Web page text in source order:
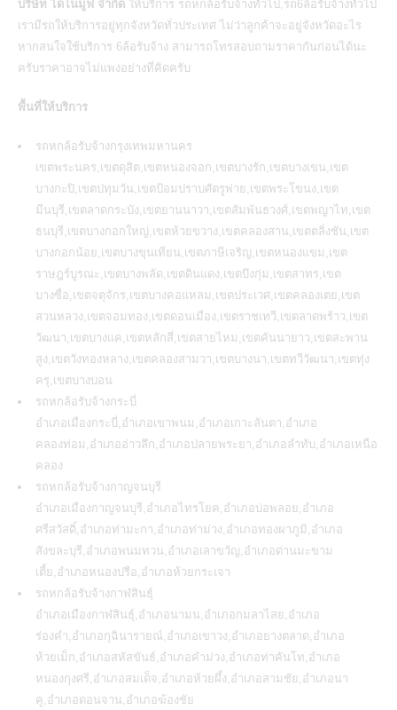
บริษัท ไดโนมูฟ จำกัด ให้บริการ รถหกล้อรับจ้างทั่วไป,รถ6ล้อรับจ้างทั่วไป
เรามีรถให้บริการอยู่ทุกจังหวัดทั่วประเทศ ไม่ว่าลูกค้าจะอยู่จังหวัดอะไร
หากสนใจใช้บริการ 6ล้อรับจ้าง สามารถโทรสอบถามราคากันก่อนได้นะ
ครับราคาอาจไม่แพงอย่างที่คิดครับ
พื้นที่ให้บริการ
รถหกล้อรับจ้างกรุงเทพมหานคร
เขตพระนคร,เขตดุสิต,เขตหนองจอก,เขตบางรัก,เขตบางเขน,เขต
บางกะปิ,เขตปทุมวัน,เขตป้อมปราบศัตรูพ่าย,เขตพระโขนง,เขต
มีนบุรี,เขตลาดกระบัง,เขตยานนาวา,เขตสัมพันธวงศ์,เขตพญาไท,เขต
ธนบุรี,เขตบางกอกใหญ่,เขตห้วยขวาง,เขตคลองสาน,เขตตลิ่งชัน,เขต
บางกอกน้อย,เขตบางขุนเทียน,เขตภาษีเจริญ,เขตหนองแขม,เขต
ราษฎร์บูรณะ,เขตบางพลัด,เขตดินแดง,เขตบึงกุ่ม,เขตสาทร,เขต
บางซื่อ,เขตจตุจักร,เขตบางคอแหลม,เขตประเวศ,เขตคลองเตย,เขต
สวนหลวง,เขตจอมทอง,เขตดอนเมือง,เขตราชเทวี,เขตลาดพร้าว,เขต
วัฒนา,เขตบางแค,เขตหลักสี่,เขตสายไหม,เขตคันนายาว,เขตสะพาน
สูง,เขตวังทองหลาง,เขตคลองสามวา,เขตบางนา,เขตทวีวัฒนา,เขตทุ่ง
ครุ,เขตบางบอน
รถหกล้อรับจ้างกระบี่
อำเภอเมืองกระบี่,อำเภอเขาพนม,อำเภอเกาะลันตา,อำเภอ
คลองท่อม,อำเภออ่าวลึก,อำเภอปลายพระยา,อำเภอลำทับ,อำเภอเหนือ
คลอง
รถหกล้อรับจ้างกาญจนบุรี
อำเภอเมืองกาญจนบุรี,อำเภอไทรโยค,อำเภอบ่อพลอย,อำเภอ
ศรีสวัสดิ์,อำเภอท่ามะกา,อำเภอท่าม่วง,อำเภอทองผาภูมิ,อำเภอ
สังขละบุรี,อำเภอพนมทวน,อำเภอเลาขวัญ,อำเภอด่านมะขาม
เตี้ย,อำเภอหนองปรือ,อำเภอห้วยกระเจา
รถหกล้อรับจ้างกาฬสินธุ์
อำเภอเมืองกาฬสินธุ์,อำเภอนามน,อำเภอกมลาไสย,อำเภอ
ร่องคำ,อำเภอกุฉินารายณ์,อำเภอเขาวง,อำเภอยางตลาด,อำเภอ
ห้วยเม็ก,อำเภอสหัสขันธ์,อำเภอคำม่วง,อำเภอท่าคันโท,อำเภอ
หนองกุงศรี,อำเภอสมเด็จ,อำเภอห้วยผึ้ง,อำเภอสามชัย,อำเภอนา
คู,อำเภอดอนจาน,อำเภอฆ้องชัย